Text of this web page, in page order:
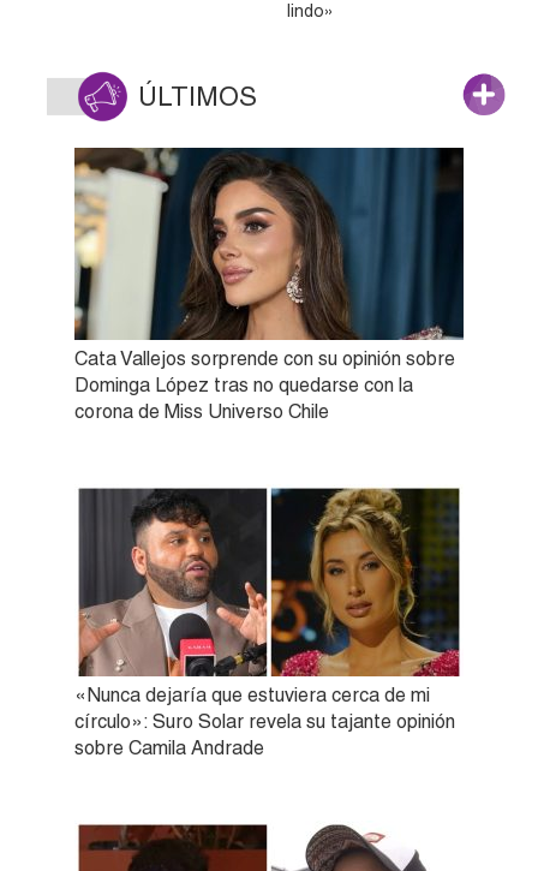
lindo»
ÚLTIMOS
Cata Vallejos sorprende con su opinión sobre
Dominga López tras no quedarse con la
corona de Miss Universo Chile
«Nunca dejaría que estuviera cerca de mi
círculo»: Suro Solar revela su tajante opinión
sobre Camila Andrade